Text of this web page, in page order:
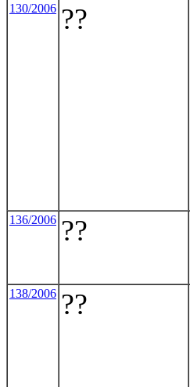
130/2006 ??
136/2006 ??
138/2006 ??